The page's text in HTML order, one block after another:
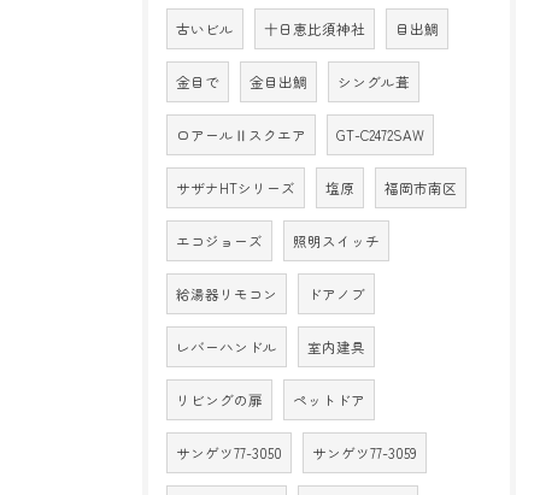
古いビル 十日恵比須神社 目出鯛
金目で 金目出鯛 シングル葺
ロアールⅡスクエア GT-C2472SAW
サザナHTシリーズ 塩原 福岡市南区
エコジョーズ 照明スイッチ
給湯器リモコン ドアノブ
レバーハンドル 室内建具
リビングの扉 ペットドア
サンゲツ77-3050 サンゲツ77-3059